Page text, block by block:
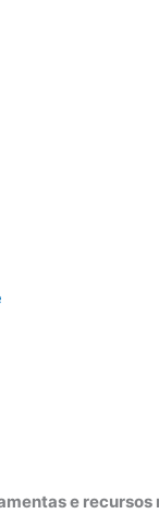
e